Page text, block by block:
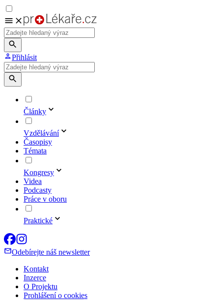
Přihlásit
Články
Vzdělávání
Časopisy
Témata
Kongresy
Videa
Podcasty
Práce v oboru
Praktické
Odebírejte náš newsletter
Kontakt
Inzerce
O Projektu
Prohlášení o cookies